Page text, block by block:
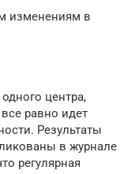
изменениям в
центра,
равно идет
Результаты
в журнале
регулярная